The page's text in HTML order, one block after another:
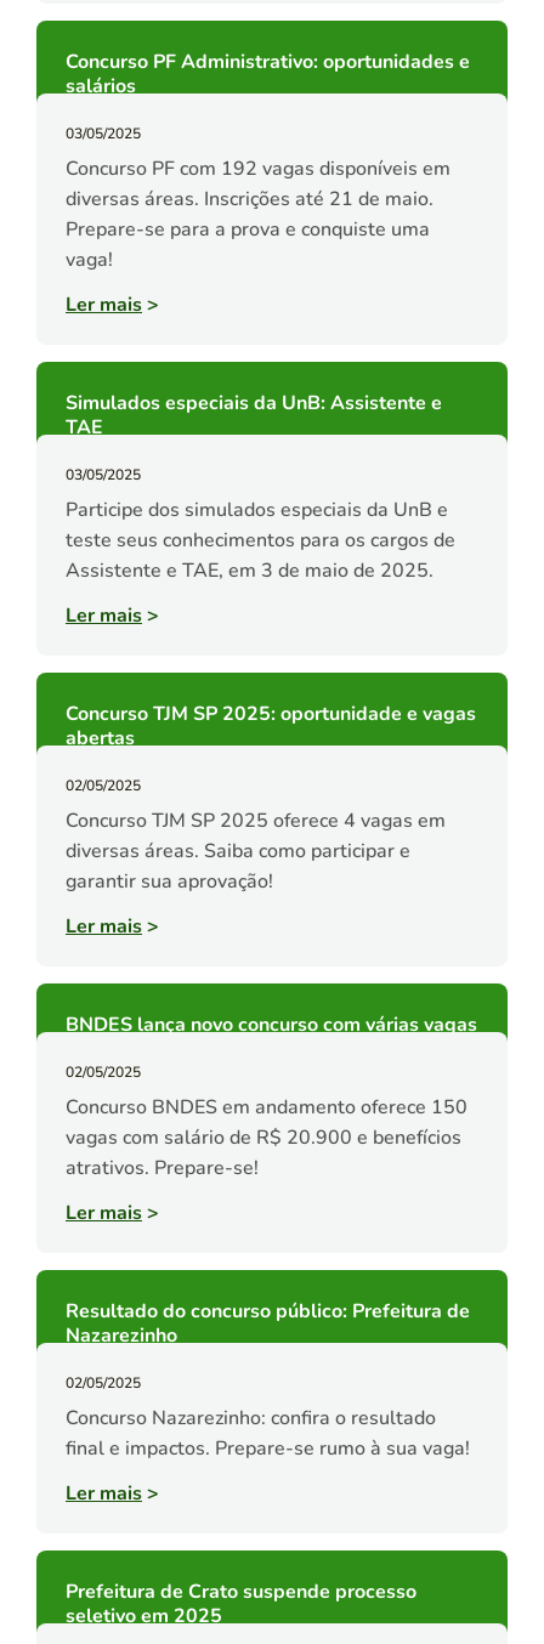
Concurso PF Administrativo: oportunidades e
salários
03/05/2025
Concurso PF com 192 vagas disponíveis em
diversas áreas. Inscrições até 21 de maio.
Prepare-se para a prova e conquiste uma
vaga!
Ler mais>
Simulados especiais da UnB: Assistente e
TAE
03/05/2025
Participe dos simulados especiais da UnB e
teste seus conhecimentos para os cargos de
Assistente e TAE, em 3 de maio de 2025.
Ler mais>
Concurso TJM SP 2025: oportunidade e vagas
abertas
02/05/2025
Concurso TJM SP 2025 oferece 4 vagas em
diversas áreas. Saiba como participar e
garantir sua aprovação!
Ler mais>
BNDES lança novo concurso com várias vagas
02/05/2025
Concurso BNDES em andamento oferece 150
vagas com salário de R$ 20.900 e benefícios
atrativos. Prepare-se!
Ler mais>
Resultado do concurso público: Prefeitura de
Nazarezinho
02/05/2025
Concurso Nazarezinho: confira o resultado
final e impactos. Prepare-se rumo à sua vaga!
Ler mais>
Prefeitura de Crato suspende processo
seletivo em 2025